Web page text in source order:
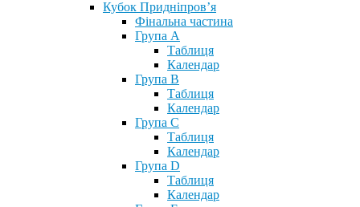
Кубок Придніпров’я
Фінальна частина
Група А
Таблиця
Календар
Група В
Таблиця
Календар
Група С
Таблиця
Календар
Група D
Таблиця
Календар